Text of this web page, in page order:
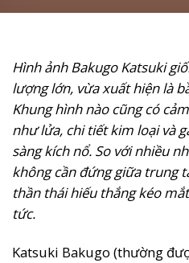
Hình ảnh Bakugo Katsuki
lượng lớn, vừa xuất hiện là
Khung hình nào cũng có
như lửa, chi tiết kim loại và
sàng kích nổ. So với nhiều
không cần đứng giữa trung
thần thái hiếu thắng kéo
tức.
Katsuki Bakugo (thường